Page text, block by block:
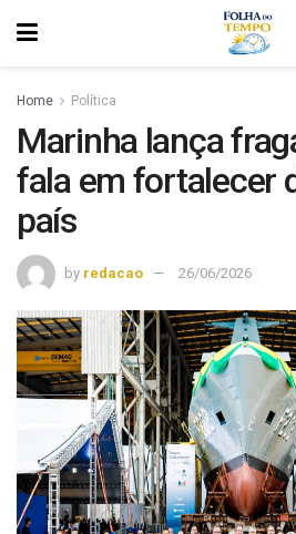
Home Política
Marinha lança
fala em fortalecer
país
by redacao 26/06/2026